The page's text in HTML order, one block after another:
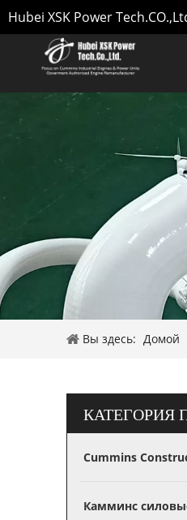
Hubei XSK Power
Вы здесь: Домой
КАТЕГОРИЯ
Cummins
Камминс